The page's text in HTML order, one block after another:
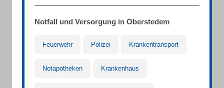
Notfall und Versorgung in Oberstedem
Feuerwehr Polizei Krankentransport
Notapotheken Krankenhaus